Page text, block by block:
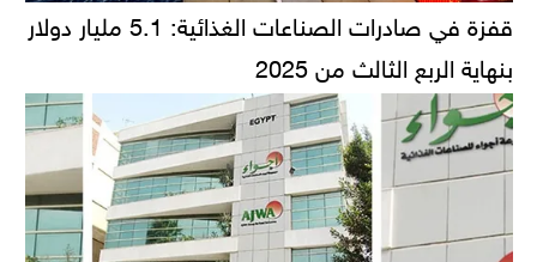
قفزة في صادرات الصناعات الغذائية: 5.1 مليار دولار
بنهاية الربع الثالث من 2025